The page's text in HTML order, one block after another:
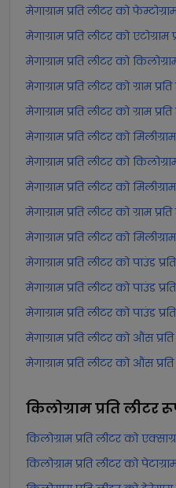
मेगाग्राम प्रति लीटर को
मेगाग्राम प्रति लीटर को
मेगाग्राम प्रति लीटर को
मेगाग्राम प्रति लीटर को ग्राम
मेगाग्राम प्रति लीटर को ग्राम
मेगाग्राम प्रति लीटर को
मेगाग्राम प्रति लीटर को
मेगाग्राम प्रति लीटर को
मेगाग्राम प्रति लीटर को ग्राम
मेगाग्राम प्रति लीटर को
मेगाग्राम प्रति लीटर को पाउंड
मेगाग्राम प्रति लीटर को पाउंड
मेगाग्राम प्रति लीटर को पाउंड
मेगाग्राम प्रति लीटर को औंस
मेगाग्राम प्रति लीटर को औंस
किलोग्राम प्रति लीटर
किलोग्राम प्रति लीटर को
किलोग्राम प्रति लीटर को